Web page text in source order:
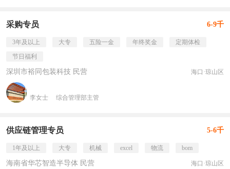
采购专员 6-9千
3年及以上 大专 五险一金 年终奖金
定期体检
节日福利
深圳市裕同包装科技 民营 海口·琼山区
李女士 综合管理部主管
供应链管理专员 5-6千
1年及以上 大专 机械 excel 物流 bom
海南省华芯智造半导体 民营 海口·琼山区